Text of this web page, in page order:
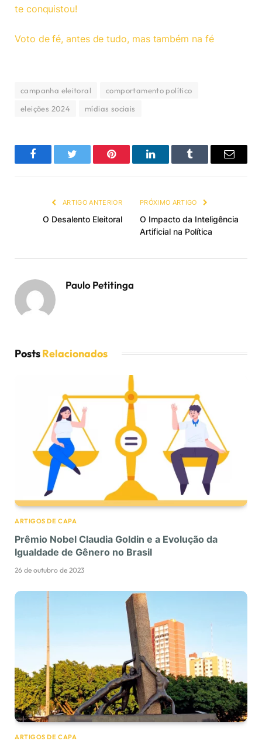
te conquistou!
Voto de fé, antes de tudo, mas também na fé
campanha eleitoral
comportamento político
eleições 2024
mídias sociais
FacebookTwitter Pinterest LinkedInTumblr Email
ARTIGO ANTERIOR
O Desalento Eleitoral
PRÓXIMO ARTIGO
O Impacto da Inteligência
Artificial na Política
Paulo Petitinga
PostsRelacionados
ARTIGOS DE CAPA
Prêmio Nobel Claudia Goldin e a Evolução da
Igualdade de Gênero no Brasil
26 de outubro de 2023
ARTIGOS DE CAPA